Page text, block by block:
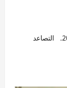
بقلم : سري القدوة الخميس 30 تموز / يوليو 2026. التصاعد